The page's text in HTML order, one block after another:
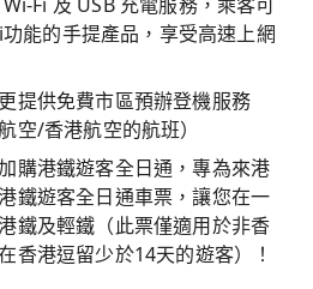
能的手提產品，享受高速上網
提供免費市區預辦登機服務
空/香港航空的航班）
購港鐵遊客全日通，專為來港
鐵遊客全日通車票，讓您在一
鐵及輕鐵（此票僅適用於非香
香港逗留少於14天的遊客）！